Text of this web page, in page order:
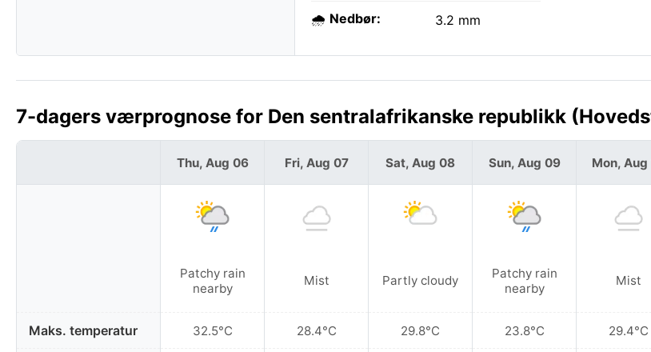
🌧️ Nedbør: 3.2 mm
7-dagers værprognose for Den sentralafrikanske republikk
Maks. temperatur
Thu, Aug 06
Patchy rain
nearby
32.5°C
Fri, Aug 07
Mist
28.4°C
Sat, Aug 08
Partly cloudy
29.8°C
Sun, Aug 09
Patchy rain
nearby
23.8°C
Mon, Aug
Mist
29.4°C